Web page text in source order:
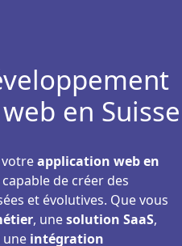
en Suisse
application web en
capable de créer des
et évolutives. Que vous
, unesolution SaaS,
une intégration